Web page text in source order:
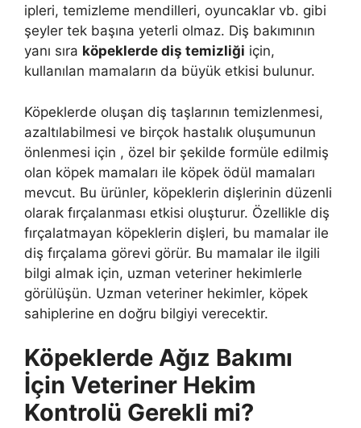
ipleri, temizleme mendilleri, oyuncaklar vb. gibi
şeyler tek başına yeterli olmaz. Diş bakımının
yanı sıra köpeklerde diş temizliği için,
kullanılan mamaların da büyük etkisi bulunur.
Köpeklerde oluşan diş taşlarının temizlenmesi,
azaltılabilmesi ve birçok hastalık oluşumunun
önlenmesi için , özel bir şekilde formüle edilmiş
olan köpek mamaları ile köpek ödül mamaları
mevcut. Bu ürünler, köpeklerin dişlerinin düzenli
olarak fırçalanması etkisi oluşturur. Özellikle diş
fırçalatmayan köpeklerin dişleri, bu mamalar ile
diş fırçalama görevi görür. Bu mamalar ile ilgili
bilgi almak için, uzman veteriner hekimlerle
görülüşün. Uzman veteriner hekimler, köpek
sahiplerine en doğru bilgiyi verecektir.
Köpeklerde Ağız Bakımı
İçin Veteriner Hekim
Kontrolü Gerekli mi?